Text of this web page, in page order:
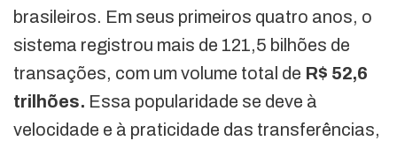
brasileiros. Em seus primeiros quatro anos, o
sistema registrou mais de 121,5 bilhões de
transações, com um volume total de R$ 52,6
trilhões. Essa popularidade se deve à
velocidade e à praticidade das transferências,